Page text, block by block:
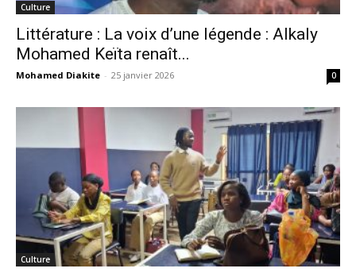
Culture
Littérature : La voix d’une légende : Alkaly
Mohamed Keïta renaît...
Mohamed Diakite - 25 janvier 2026 0
Culture